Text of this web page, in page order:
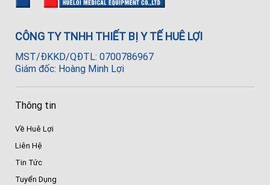
CÔNG TY TNHH THIẾT BỊ Y TẾ HUÊ LỢI
MST/ĐKKD/QĐTL: 0700786967
Giám đốc: Hoàng Minh Lợi
Thông tin
Về Huê Lợi
Liên Hệ
Tin Tức
Tuyển Dụng